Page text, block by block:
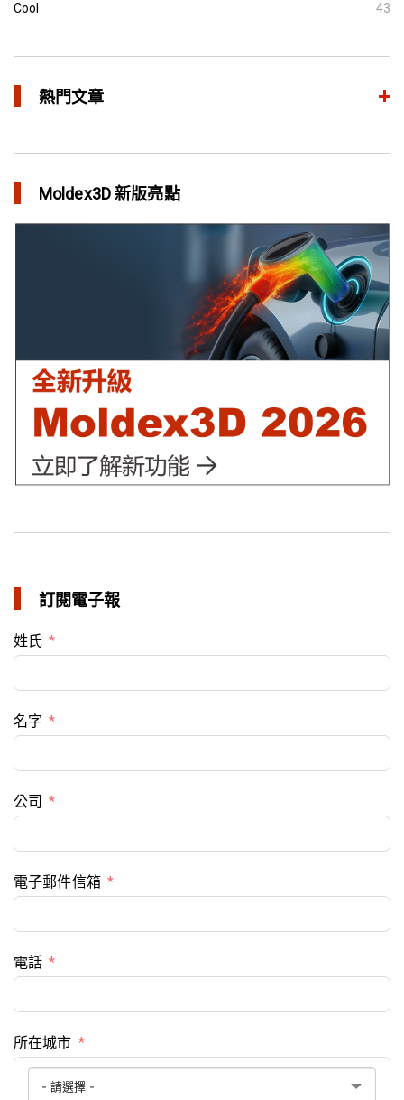
Cool 43
熱門文章
異型水路可行性驗證 縮短USB外殼生產週期
Moldex3D 新版亮點
訂閱電子報
姓氏
名字
公司
電子郵件信箱
電話
所在城市